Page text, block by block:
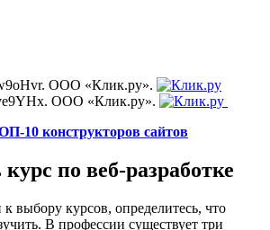
ООО «Клик.ру».
ООО «Клик.ру».
10 конструкторов сайтов
по веб-разработке
выбору курсов, определитесь, что
В профессии существует три